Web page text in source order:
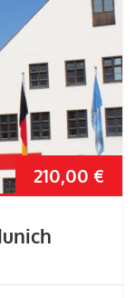
210,00 €